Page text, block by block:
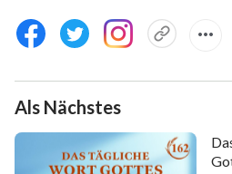
und Lehrern, die aus
Obwohl sie den Weg der
haben, sind sie nur halb
ganzes Herz und ihren ganzen
ihre Münder sprechen davon,
aufzuwenden, aber ihre
Als Nächstes